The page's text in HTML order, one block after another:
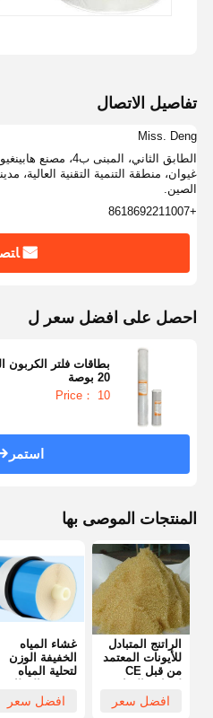
تفاصيل الاتصال
Miss. Deng
غيوان، منطقة التنمية التقنية العالية،
الصين.
+8618692211007
احصل على افضل سعر ل
20 بوصة
Price： 10
استمر
المنتجات الموصى بها
الراتنج المتبادل
للأيونات المعتمد
من قبل CE
النقية
افضل سعر
غشاء المياه
الخفيفة الوزن
لتحلية المياه
افضل سعر